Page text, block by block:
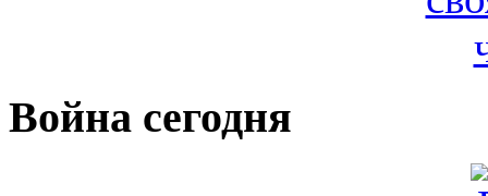
Война сегодня